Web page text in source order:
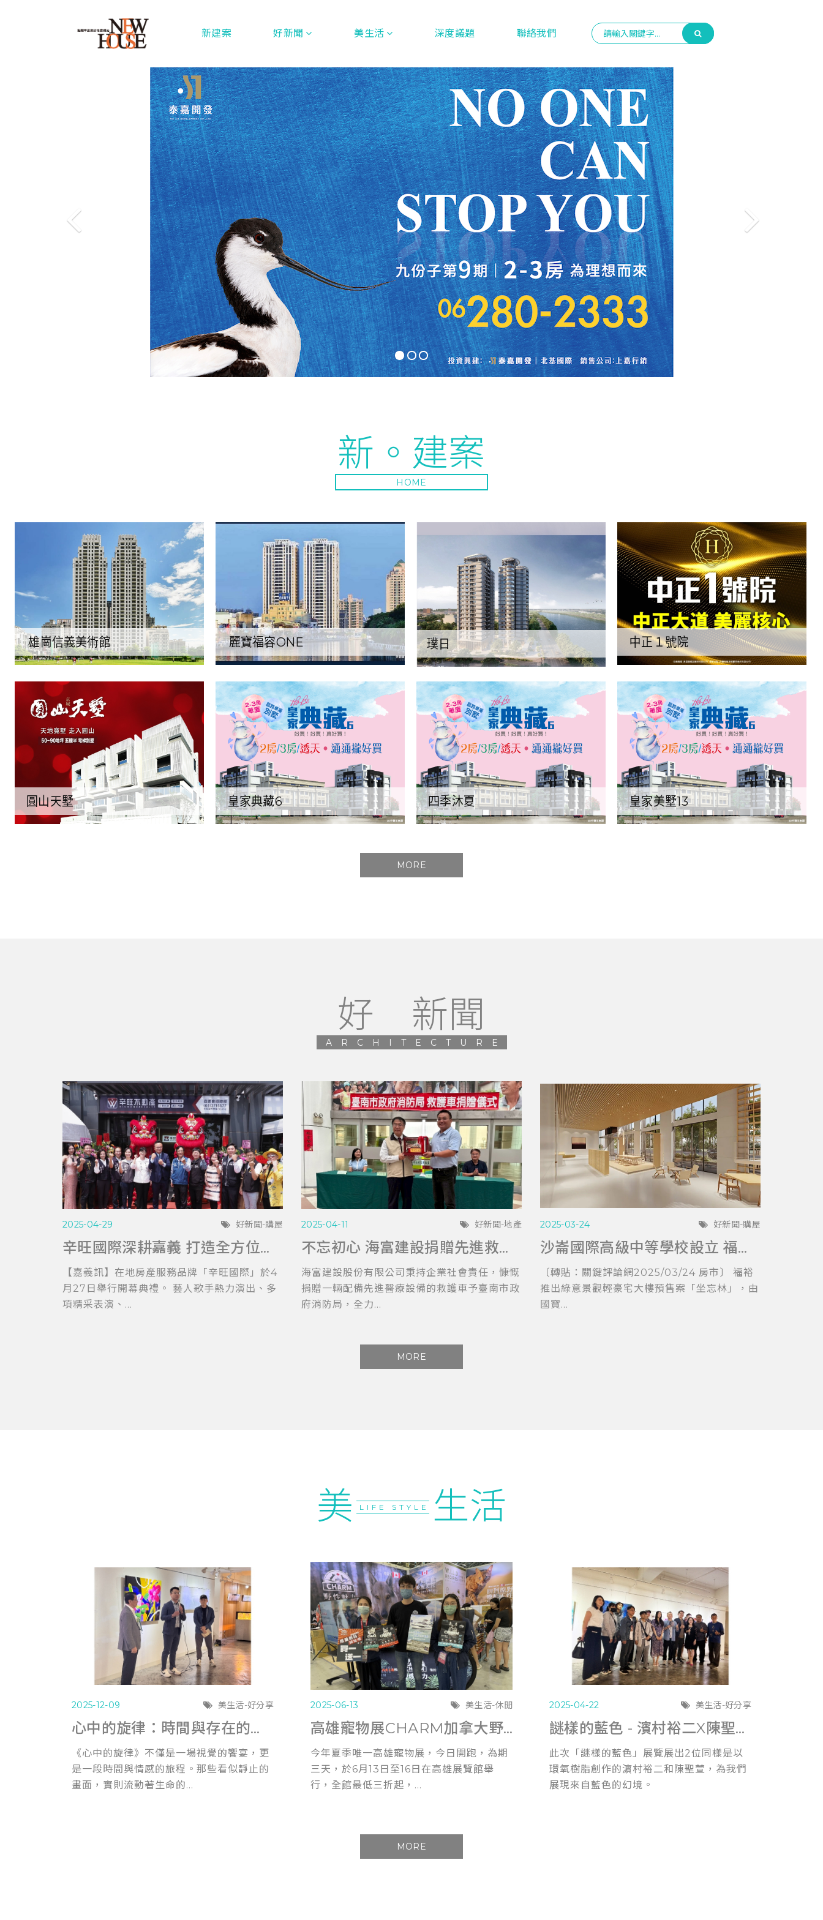
新建案 好新聞 美生活 深度議題 聯絡我們
新。建案
HOME
雄崗信義美術館 麗寶福容ONE 璞日 中正１號院
圓山天墅 皇家典藏6 四季沐夏 皇家美墅13
MORE
好 新聞
ARCHITECTURE
2025-04-29 好新聞-購屋
辛旺國際深耕嘉義 打造全方位房產服務平台 與在地青年共創希望藍圖
【嘉義訊】在地房產服務品牌「辛旺國際」於4
月27日舉行開幕典禮。 藝人歌手熱力演出、多
項精采表演、...
2025-04-11 好新聞-地產
不忘初心 海富建設捐贈先進救護車 助力台南消防局提升救護效能
海富建設股份有限公司秉持企業社會責任，慷慨
捐贈一輛配備先進醫療設備的救護車予臺南市政
府消防局，全力...
2025-03-24 好新聞-購屋
沙崙國際高級中等學校設立 福裕「坐忘林」擁科技與教育加持
〔轉貼：關鍵評論網2025/03/24 房市〕 福裕
推出綠意景觀輕豪宅大樓預售案「坐忘林」，由
國寶...
MORE
美 LIFE STYLE 生活
2025-12-09 美生活-好分享
心中的旋律：時間與存在的證明
《心中的旋律》不僅是一場視覺的饗宴，更
是一段時間與情感的旅程。那些看似靜止的
畫面，實則流動著生命的...
2025-06-13 美生活-休閒
高雄寵物展CHARM加拿大野性魅力滿6千送遊艇體驗
今年夏季唯一高雄寵物展，今日開跑，為期
三天，於6月13日至16日在高雄展覽館舉
行，全館最低三折起，...
2025-04-22 美生活-好分享
謎樣的藍色 - 濱村裕二X陳聖萱《雙人展》
此次「謎樣的藍色」展覽展出2位同樣是以
環氧樹脂創作的濵村裕二和陳聖萱，為我們
展現來自藍色的幻境。
MORE